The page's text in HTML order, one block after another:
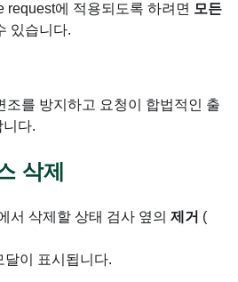
request에 적용되도록 하려면 모든
있습니다.
조를 방지하고 요청이 합법적인 출
다.
삭제
서 삭제할 상태 검사 옆의 제거 (
달이 표시됩니다.